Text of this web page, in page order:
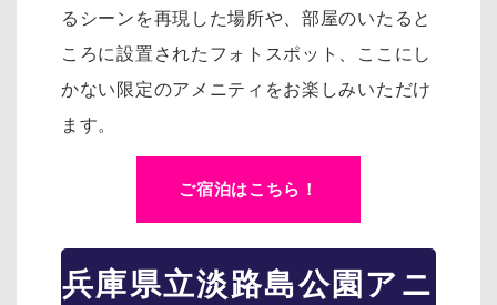
るシーンを再現した場所や、部屋のいたると
ころに設置されたフォトスポット、
ここにし
かない限定のアメニティをお楽しみいただけ
ます。
ご宿泊はこちら！
兵庫県立淡路島公園アニ